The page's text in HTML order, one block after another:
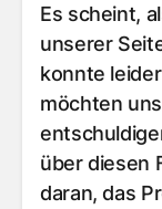
Es scheint,
unserer
konnte
möchten
über diesen
daran, das